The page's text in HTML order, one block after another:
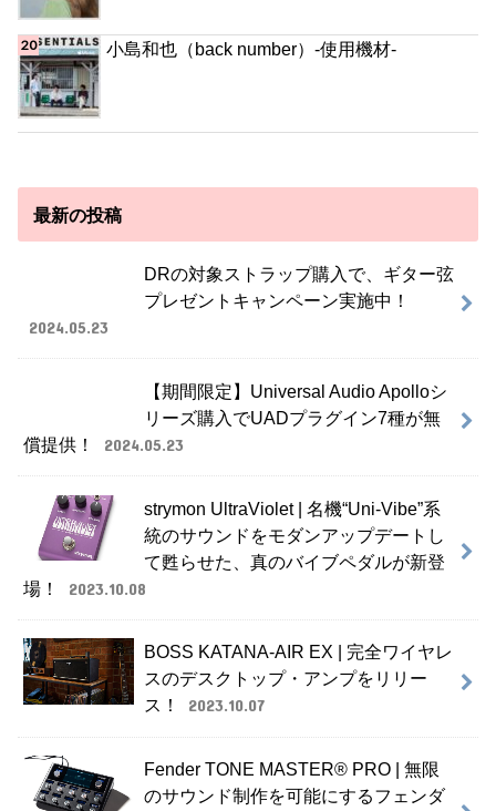
小島和也（back number）-使用機材-
最新の投稿
DRの対象ストラップ購入で、ギター弦
プレゼントキャンペーン実施中！
2024.05.23
【期間限定】Universal Audio Apolloシ
リーズ購入でUADプラグイン7種が無
償提供！
2024.05.23
strymon UltraViolet | 名機“Uni-Vibe”系
統のサウンドをモダンアップデートし
て甦らせた、真のバイブペダルが新登
場！
2023.10.08
BOSS KATANA-AIR EX | 完全ワイヤレ
スのデスクトップ・アンプをリリー
ス！
2023.10.07
Fender TONE MASTER® PRO | 無限
のサウンド制作を可能にするフェンダ